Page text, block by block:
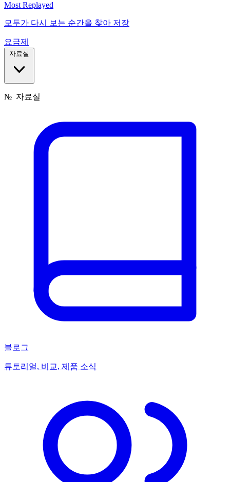
Most Replayed
모두가 다시 보는 순간을 찾아 저장
요금제
자료실
№ 자료실
블로그
튜토리얼, 비교, 제품 소식